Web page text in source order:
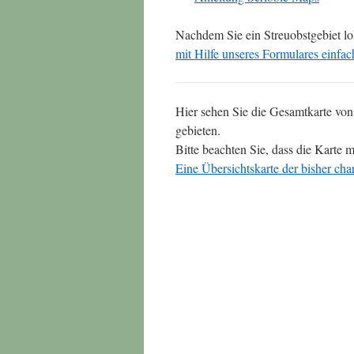
Nachdem Sie ein Streuobstgebiet
mit Hilfe unseres Formulares
Hier sehen Sie die Gesamtkarte
gebieten.
Bitte beachten Sie, dass die Karte
Eine Übersichtskarte der bisher